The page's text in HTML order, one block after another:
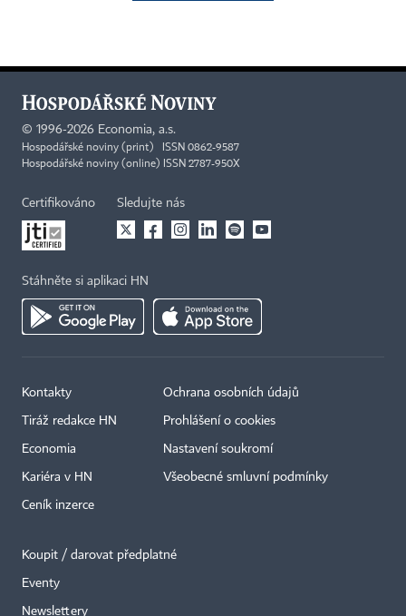
© 1996-2026 Economia, a.s.
Hospodářské noviny (print) ISSN 0862-9587
Hospodářské noviny (online) ISSN 2787-950X
Certifikováno Sledujte nás
Stáhněte si aplikaci HN
Kontakty
Tiráž redakce HN
Economia
Kariéra v HN
Ceník inzerce
Ochrana osobních údajů
Prohlášení o cookies
Nastavení soukromí
Všeobecné smluvní podmínky
Koupit / darovat předplatné
Eventy
Newslettery